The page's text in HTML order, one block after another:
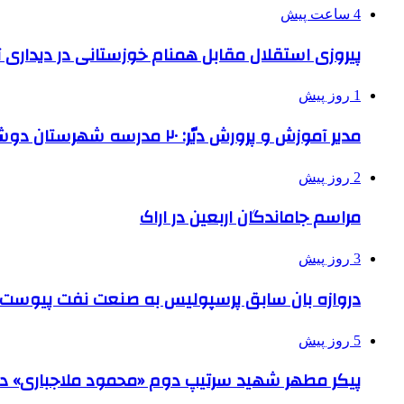
4 ساعت پیش
پیروزی استقلال مقابل همنام خوزستانی در دیداری
1 روز پیش
مدیر آموزش و پرورش دیّر: ۲۰ مدرسه شهرستان دوشیفته است
2 روز پیش
مراسم جاماندگان اربعین در اراک
3 روز پیش
دروازه بان سابق پرسپولیس به صنعت نفت پیوست
5 روز پیش
پیکر مطهر شهید سرتیپ دوم «محمود ملاجباری»